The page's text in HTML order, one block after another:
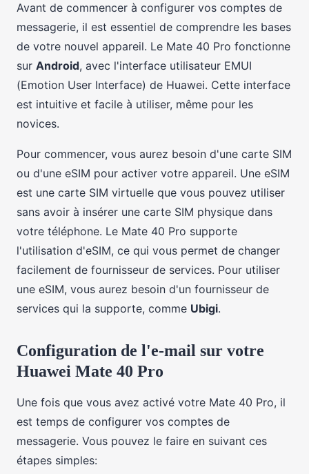
Avant de commencer à configurer vos comptes de
messagerie, il est essentiel de comprendre les bases
de votre nouvel appareil. Le Mate 40 Pro fonctionne
sur Android, avec l'interface utilisateur EMUI
(Emotion User Interface) de Huawei. Cette interface
est intuitive et facile à utiliser, même pour les
novices.
Pour commencer, vous aurez besoin d'une carte SIM
ou d'une eSIM pour activer votre appareil. Une eSIM
est une carte SIM virtuelle que vous pouvez utiliser
sans avoir à insérer une carte SIM physique dans
votre téléphone. Le Mate 40 Pro supporte
l'utilisation d'eSIM, ce qui vous permet de changer
facilement de fournisseur de services. Pour utiliser
une eSIM, vous aurez besoin d'un fournisseur de
services qui la supporte, comme Ubigi.
Configuration de l'e-mail sur votre
Huawei Mate 40 Pro
Une fois que vous avez activé votre Mate 40 Pro, il
est temps de configurer vos comptes de
messagerie. Vous pouvez le faire en suivant ces
étapes simples: